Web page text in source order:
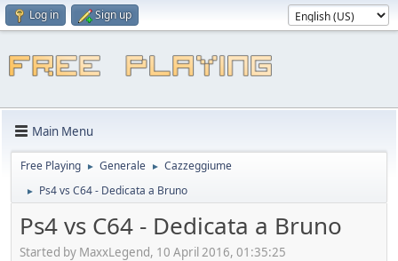
Log in Sign up
Main Menu
Free Playing ► Generale ► Cazzeggiume
► Ps4 vs C64 - Dedicata a Bruno
Ps4 vs C64 - Dedicata a Bruno
Started by MaxxLegend, 10 April 2016, 01:35:25